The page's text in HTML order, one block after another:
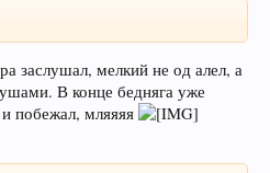
заслушал, мелкий не од алел, а
В конце бедняга уже
побежал, мляяяя